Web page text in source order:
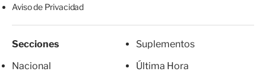
Aviso de Privacidad
Secciones
Nacional
Suplementos
Última Hora